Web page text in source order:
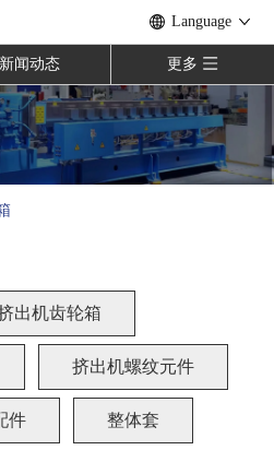
Language
新闻动态 更多
出机齿轮箱
挤出机螺纹元件
件 整体套